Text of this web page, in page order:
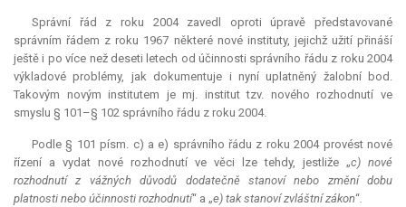
Správní řád z roku 2004 zavedl oproti úpravě představované
správním řádem z roku 1967 některé nové instituty, jejichž užití přináší
ještě i po více než deseti letech od účinnosti správního řádu z roku 2004
výkladové problémy, jak dokumentuje i nyní uplatněný žalobní bod.
Takovým novým institutem je mj. institut tzv. nového rozhodnutí ve
smyslu § 101–§ 102 správního řádu z roku 2004.
Podle § 101 písm. c) a e) správního řádu z roku 2004 provést nové
řízení a vydat nové rozhodnutí ve věci lze tehdy, jestliže „c) nové
rozhodnutí z vážných důvodů dodatečně stanoví nebo změní dobu
platnosti nebo účinnosti rozhodnutí“ a „e) tak stanoví zvláštní zákon“.